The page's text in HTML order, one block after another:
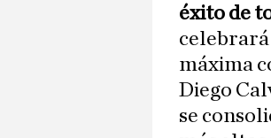
éxito de
celebrará
máxima
Diego
se